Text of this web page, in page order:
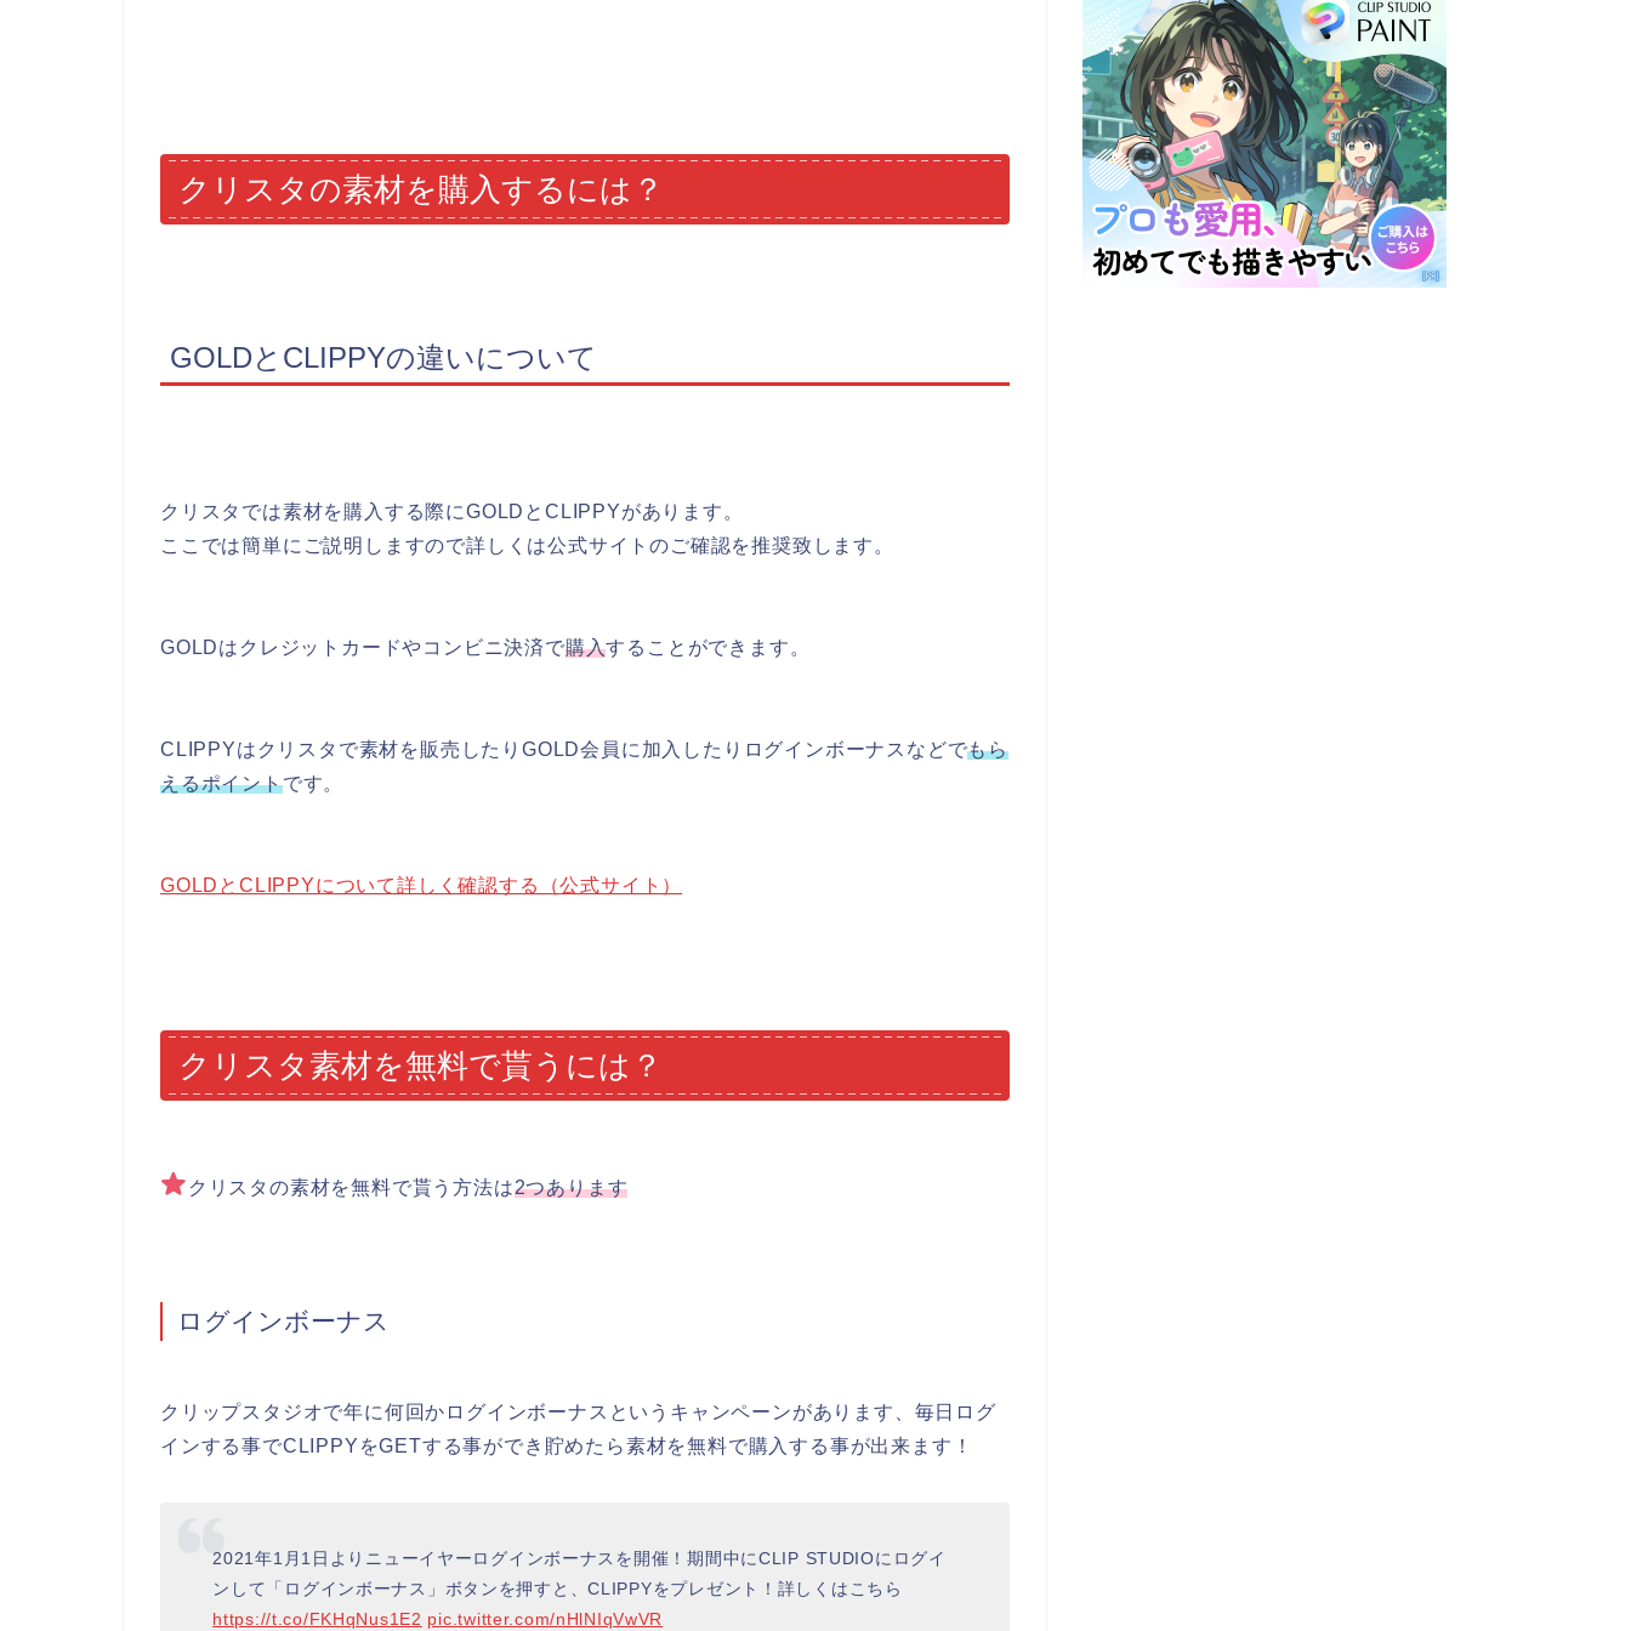
クリスタの素材を購入するには？
GOLDとCLIPPYの違いについて
クリスタでは素材を購入する際にGOLDとCLIPPYがあります。
ここでは簡単にご説明しますので詳しくは公式サイトのご確認を推奨致します。
GOLDはクレジットカードやコンビニ決済で購入することができます。
CLIPPYはクリスタで素材を販売したりGOLD会員に加入したりログインボーナスなどでもら
えるポイントです。
GOLDとCLIPPYについて詳しく確認する（公式サイト）
クリスタ素材を無料で貰うには？
クリスタの素材を無料で貰う方法は2つあります
ログインボーナス
クリップスタジオで年に何回かログインボーナスというキャンペーンがあります、毎日ログ
インする事でCLIPPYをGETする事ができ貯めたら素材を無料で購入する事が出来ます！
2021年1月1日よりニューイヤーログインボーナスを開催！期間中にCLIP STUDIOにログイ
ンして「ログインボーナス」ボタンを押すと、CLIPPYをプレゼント！詳しくはこちら
https://t.co/FKHqNus1E2 pic.twitter.com/nHlNIqVwVR